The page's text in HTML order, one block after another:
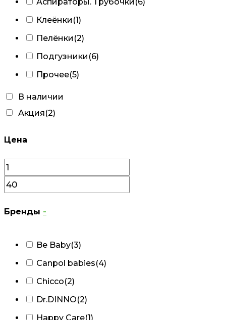
Клеёнки (1)
Пелёнки (2)
Подгузники (6)
Прочее(5)
В наличии
Акция(2)
Цена
Бренды -
Be Baby(3)
Canpol babies(4)
Chicco(2)
Dr.DINNO(2)
Happy Care(1)